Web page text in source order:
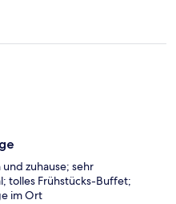
zuhause; sehr
tolles Frühstücks-Buffet;
im Ort